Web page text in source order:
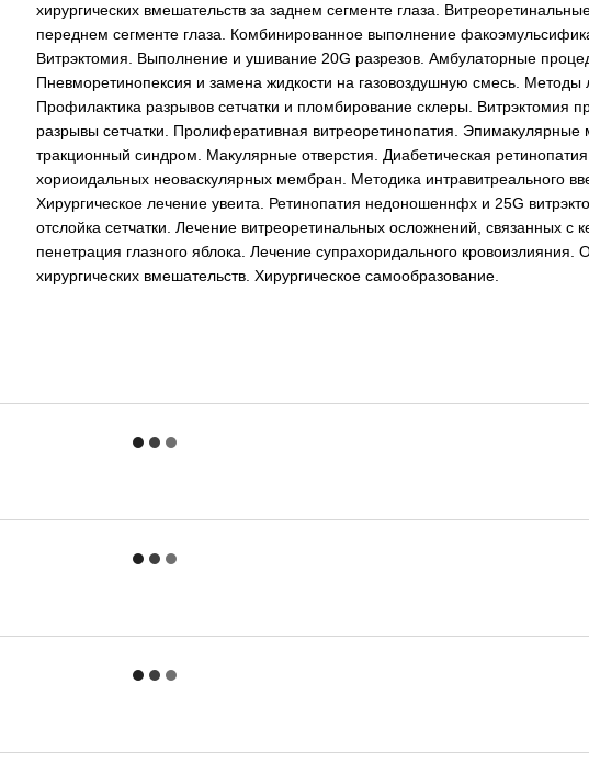
хирургических вмешательств за заднем сегменте глаза.
переднем сегменте глаза. Комбинированное выполнение
Витрэктомия. Выполнение и ушивание 20G разрезов. Амбулаторные
Пневморетинопексия и замена жидкости на газовоздушную смесь. Методы
Профилактика разрывов сетчатки и пломбирование склеры. Витрэктомия
разрывы сетчатки. Пролиферативная витреоретинопатия.
тракционный синдром. Макулярные отверстия. Диабетическая
хориоидальных неоваскулярных мембран. Методика интравитреального
Хирургическое лечение увеита. Ретинопатия недоношеннфх и 25G
отслойка сетчатки. Лечение витреоретинальных осложнений, связанных с
пенетрация глазного яблока. Лечение супрахоридального
хирургических вмешательств. Хирургическое самообразование.